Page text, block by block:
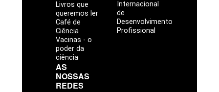
Livros que
queremos ler
Café de
Ciência
Vacinas - o
poder da
ciência
Internacional
de
Desenvolvimento
Profissional
AS
NOSSAS
REDES